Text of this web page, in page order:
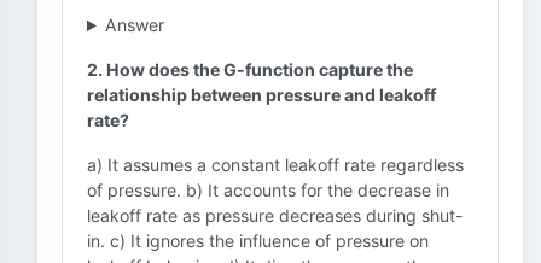
Answer
2. How does the G-function capture the
relationship between pressure and leakoff
rate?
a) It assumes a constant leakoff rate regardless
of pressure. b) It accounts for the decrease in
leakoff rate as pressure decreases during shut-
in. c) It ignores the influence of pressure on